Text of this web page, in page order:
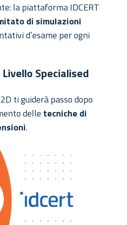
la piattaforma IDCERT
di simulazioni
d’esame per ogni
Livello Specialised
ti guiderà passo dopo
delle tecniche di
.